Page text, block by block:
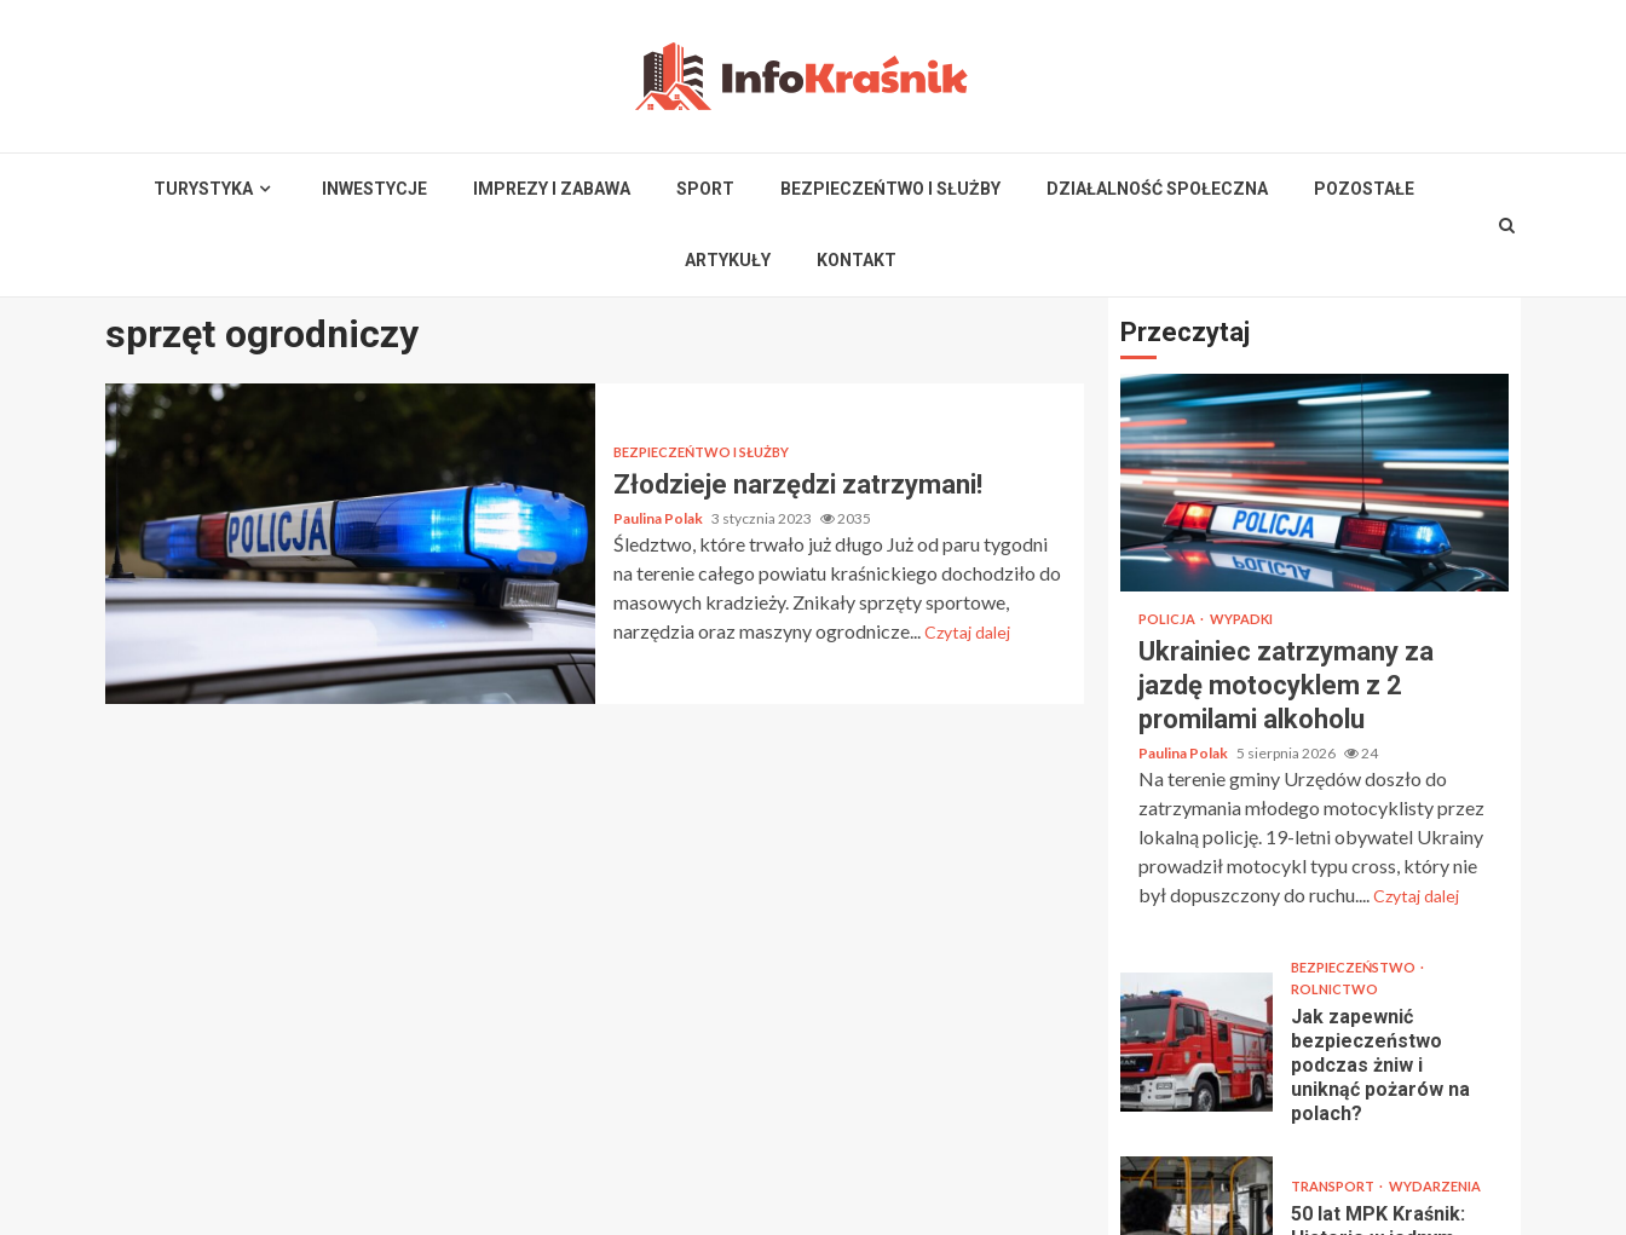
TURYSTYKA INWESTYCJE IMPREZY I ZABAWA SPORT BEZPIECZEŃTWO I SŁUŻBY DZIAŁALNOŚĆ SPOŁECZNA POZOSTAŁE
ARTYKUŁY KONTAKT
sprzęt ogrodniczy
BEZPIECZEŃTWO I SŁUŻBY
Złodzieje narzędzi zatrzymani!
Paulina Polak 3 stycznia 2023 2035
Śledztwo, które trwało już długo Już od paru tygodni
na terenie całego powiatu kraśnickiego dochodziło do
masowych kradzieży. Znikały sprzęty sportowe,
narzędzia oraz maszyny ogrodnicze... Czytaj dalej
Przeczytaj
POLICJA WYPADKI
Ukrainiec zatrzymany za
jazdę motocyklem z 2
promilami alkoholu
Paulina Polak 5 sierpnia 2026 24
Na terenie gminy Urzędów doszło do
zatrzymania młodego motocyklisty przez
lokalną policję. 19-letni obywatel Ukrainy
prowadził motocykl typu cross, który nie
był dopuszczony do ruchu....Czytaj dalej
BEZPIECZEŃSTWO
ROLNICTWO
Jak zapewnić
bezpieczeństwo
podczas żniw i
uniknąć pożarów na
polach?
TRANSPORT WYDARZENIA
50 lat MPK Kraśnik: